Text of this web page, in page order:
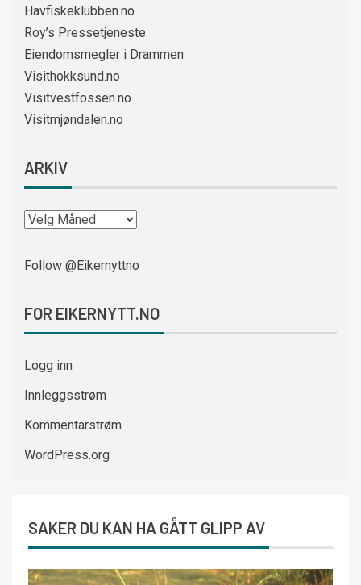
Havfiskeklubben.no
Roy’s Pressetjeneste
Eiendomsmegler i Drammen
Visithokksund.no
Visitvestfossen.no
Visitmjøndalen.no
ARKIV
Follow @Eikernyttno
FOR EIKERNYTT.NO
Logg inn
Innleggsstrøm
Kommentarstrøm
WordPress.org
SAKER DU KAN HA GÅTT GLIPP AV